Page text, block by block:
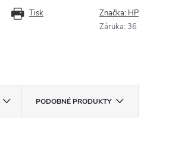
Tisk Značka: HP
Záruka: 36
PODOBNÉ PRODUKTY